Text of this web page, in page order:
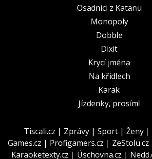
Osadníci z Katanu
Monopoly
Dobble
Dixit
Krycí jména
Na křídlech
Karak
Jízdenky, prosím!
Tiscali.cz | Zprávy | Sport | Ženy |
Games.cz | Profigamers.cz | ZeStolu.cz
Karaoketexty.cz | Úschovna.cz |